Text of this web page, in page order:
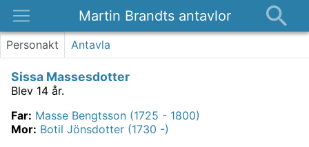
Martin Brandts antavlor
Platser
Om
Kontakt
Personakt Antavla
Sissa Massesdotter
Blev 14 år.
Far: Masse Bengtsson (1725 - 1800)
Mor: Botil Jönsdotter (1730 -)